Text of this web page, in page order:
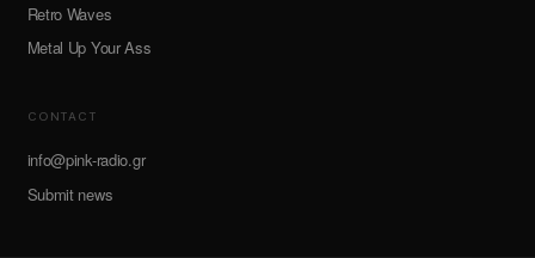
Retro Waves
Metal Up Your Ass
CONTACT
info@pink-radio.gr
Submit news